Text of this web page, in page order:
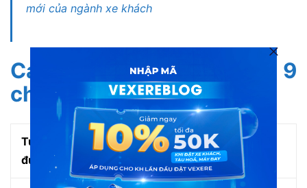
mới của ngành xe khách
Các tuyến xe limousine 9
chỗ phổ biến tại Vexere
Tuyến
đường
Hãng xe
phổ biến
Giá vé tham khảo